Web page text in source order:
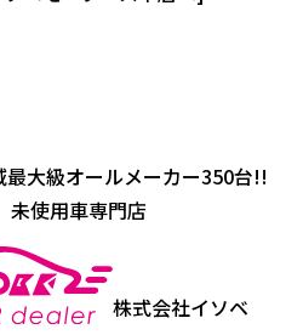
最大級オールメーカー350台!!
未使用車専門店
株式会社イソベ